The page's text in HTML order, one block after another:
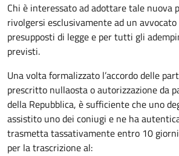
Chi è interessato ad adottare tale nuova
rivolgersi esclusivamente ad un
presupposti di legge e per tutti gli
previsti.
Una volta formalizzato l’accordo delle
prescritto nullaosta o autorizzazione da
della Repubblica, è sufficiente che uno
assistito uno dei coniugi e ne ha
trasmetta tassativamente entro 10
per la trascrizione al: